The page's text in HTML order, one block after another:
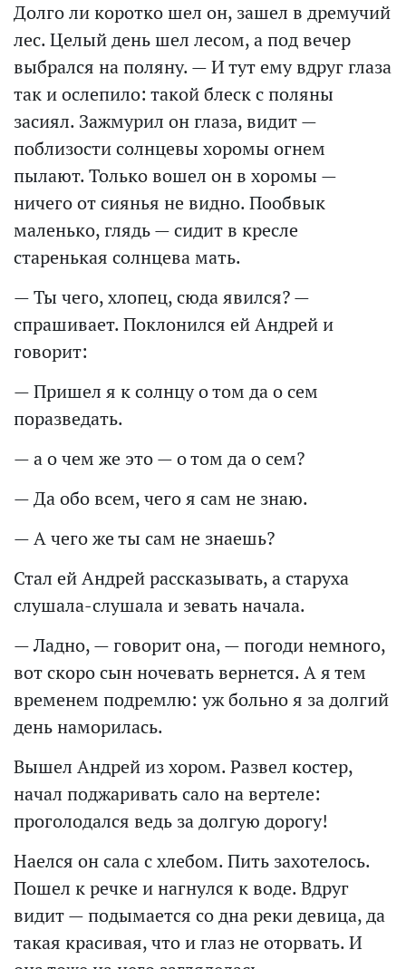
Долго ли коротко шел он, зашел в дремучий
лес. Целый день шел лесом, а под вечер
выбрался на поляну. — И тут ему вдруг глаза
так и ослепило: такой блеск с поляны
засиял. Зажмурил он глаза, видит —
поблизости солнцевы хоромы огнем
пылают. Только вошел он в хоромы —
ничего от сиянья не видно. Пообвык
маленько, глядь — сидит в кресле
старенькая солнцева мать.
— Ты чего, хлопец, сюда явился? —
спрашивает. Поклонился ей Андрей и
говорит:
— Пришел я к солнцу о том да о сем
поразведать.
— а о чем же это — о том да о сем?
— Да обо всем, чего я сам не знаю.
— А чего же ты сам не знаешь?
Стал ей Андрей рассказывать, а старуха
слушала-слушала и зевать начала.
— Ладно, — говорит она, — погоди немного,
вот скоро сын ночевать вернется. А я тем
временем подремлю: уж больно я за долгий
день наморилась.
Вышел Андрей из хором. Развел костер,
начал поджаривать сало на вертеле:
проголодался ведь за долгую дорогу!
Наелся он сала с хлебом. Пить захотелось.
Пошел к речке и нагнулся к воде. Вдруг
видит — подымается со дна реки девица, да
такая красивая, что и глаз не оторвать. И